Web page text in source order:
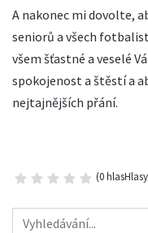
A nakonec mi dovolte,
seniorů a všech
všem šťastné a veselé
spokojenost a štěstí a
nejtajnějších přání.
(0